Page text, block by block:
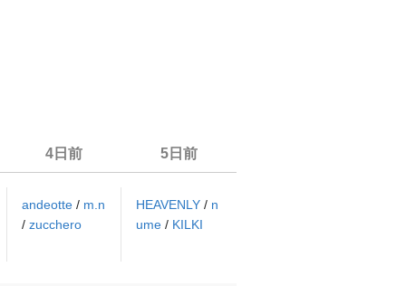
4日前
andeotte / m.n
/ zucchero
5日前
HEAVENLY/ n
ume/ KILKI